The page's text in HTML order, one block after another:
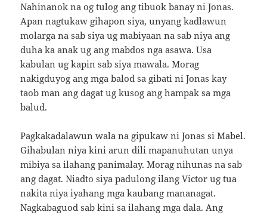
Nahinanok na og tulog ang tibuok banay ni Jonas.
Apan nagtukaw gihapon siya, unyang kadlawun
molarga na sab siya ug mabiyaan na sab niya ang
duha ka anak ug ang mabdos nga asawa. Usa
kabulan ug kapin sab siya mawala. Morag
nakigduyog ang mga balod sa gibati ni Jonas kay
taob man ang dagat ug kusog ang hampak sa mga
balud.
Pagkakadalawun wala na gipukaw ni Jonas si Mabel.
Gihabulan niya kini arun dili mapanuhutan unya
mibiya sa ilahang panimalay. Morag nihunas na sab
ang dagat. Niadto siya padulong ilang Victor ug tua
nakita niya iyahang mga kaubang mananagat.
Nagkabaguod sab kini sa ilahang mga dala. Ang